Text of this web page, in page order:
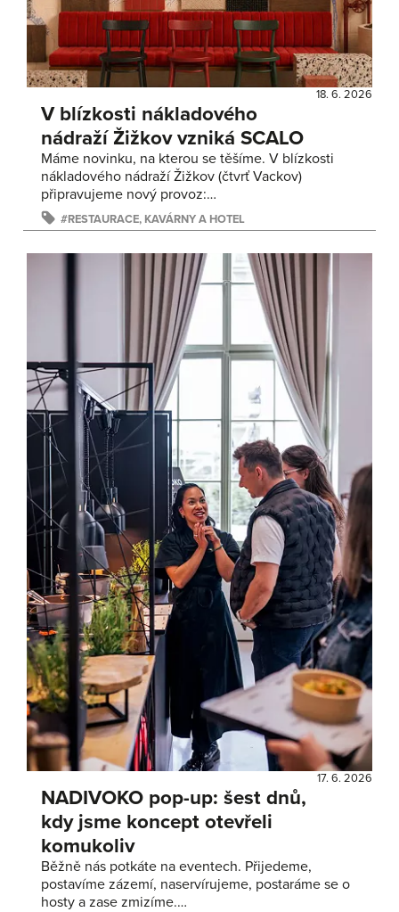
18. 6. 2026
V blízkosti nákladového
nádraží Žižkov vzniká SCALO
Máme novinku, na kterou se těšíme. V blízkosti
nákladového nádraží Žižkov (čtvrť Vackov)
připravujeme nový provoz:…
RESTAURACE, KAVÁRNY A HOTEL
17. 6. 2026
NADIVOKO pop-up: šest dnů,
kdy jsme koncept otevřeli
komukoliv
Běžně nás potkáte na eventech. Přijedeme,
postavíme zázemí, naservírujeme, postaráme se o
hosty a zase zmizíme.…